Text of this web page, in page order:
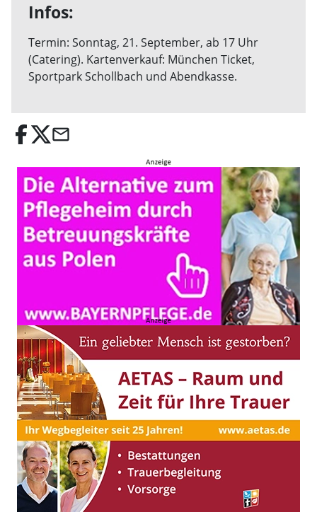
Infos:
Termin: Sonntag, 21. September, ab 17 Uhr
(Catering). Kartenverkauf: München Ticket,
Sportpark Schollbach und Abendkasse.
email